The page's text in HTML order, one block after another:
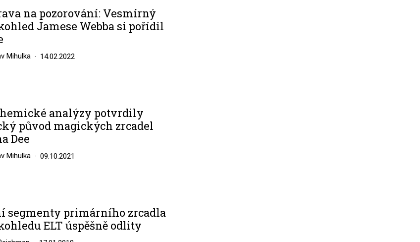
na pozorování: Vesmírný
Jamese Webba si pořídil
Mihulka 14.02.2022
analýzy potvrdily
původ magických zrcadel
Dee
Mihulka 09.10.2021
segmenty primárního zrcadla
ELT úspěšně odlity